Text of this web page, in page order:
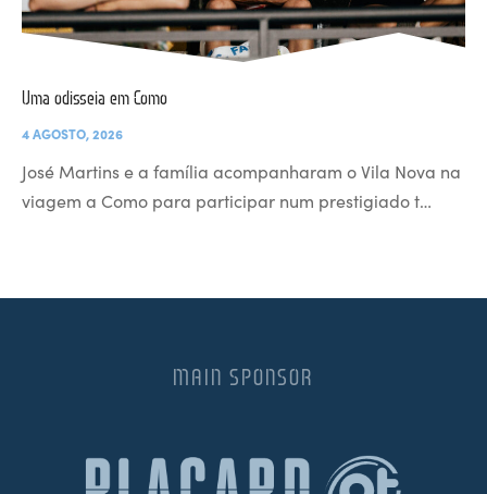
Uma odisseia em Como
4 AGOSTO, 2026
José Martins e a família acompanharam o Vila Nova na
viagem a Como para participar num prestigiado t…
MAIN SPONSOR